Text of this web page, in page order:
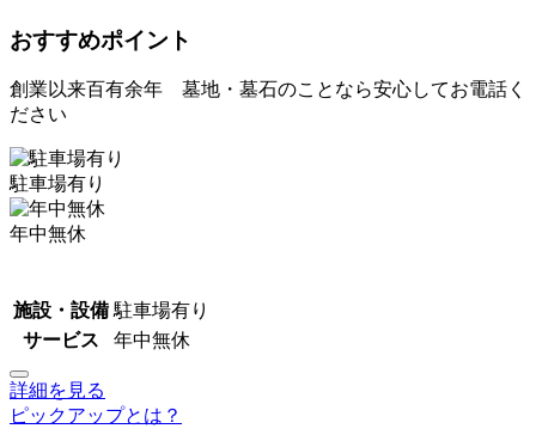
おすすめポイント
創業以来百有余年 墓地・墓石のことなら安心してお電話く
ださい
駐車場有り
年中無休
施設・設備 駐車場有り
サービス
年中無休
詳細を見る
ピックアップとは？